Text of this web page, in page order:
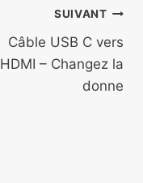
SUIVANT
Câble USB C vers
HDMI – Changez la
donne